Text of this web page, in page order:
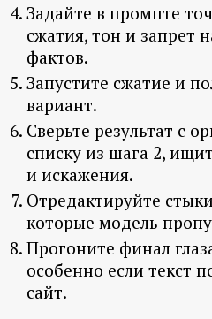
Задайте в промпте
сжатия, тон и запрет
фактов.
Запустите сжатие и
вариант.
Сверьте результат с
списку из шага 2,
и искажения.
Отредактируйте
которые модель
Прогоните финал
особенно если текст
сайт.